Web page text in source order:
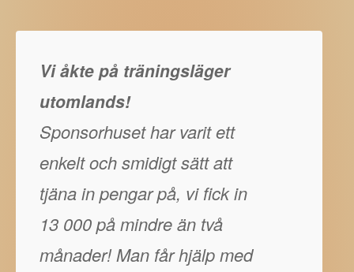
Vi åkte på träningsläger
utomlands!
Sponsorhuset har varit ett
enkelt och smidigt sätt att
tjäna in pengar på, vi fick in
13 000 på mindre än två
månader! Man får hjälp med